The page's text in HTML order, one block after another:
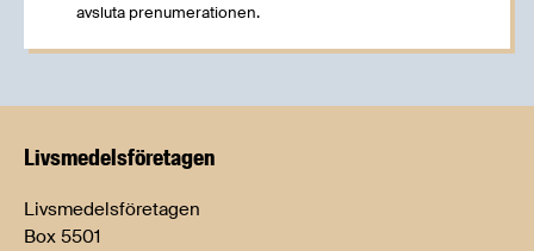
avsluta prenumerationen.
Livsmedels­företagen
Livsmedelsföretagen
Box 5501